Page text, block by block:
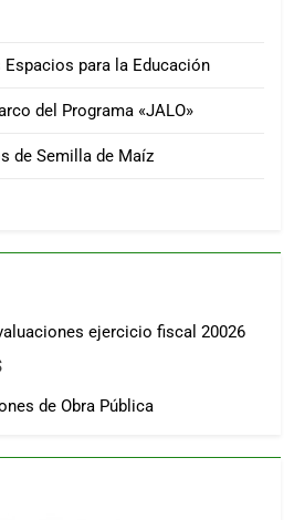
para la Educación
del Programa «JALO»
de Semilla de Maíz
ejercicio fiscal 20026
de Obra Pública